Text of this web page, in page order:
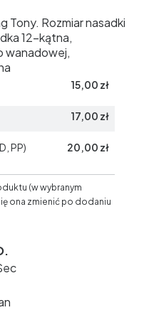
Tony. Rozmiar nasadki
12-kątna,
wanadowej,
15,00 zł
17,00 zł
PP) 20,00 zł
(w wybranym
ona zmienić po dodaniu